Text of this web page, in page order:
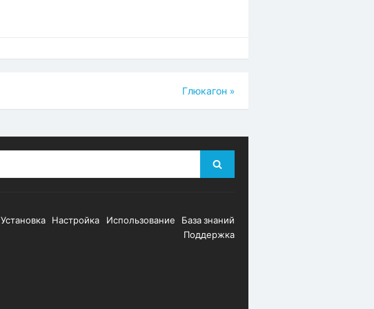
Глюкагон »
Search
Установка Настройка Использование
База знаний
Поддержка